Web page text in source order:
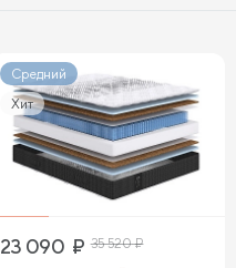
Средний
Хит
23 090 ₽ 35 520₽